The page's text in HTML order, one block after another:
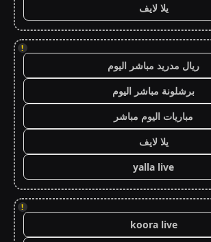
يلا لايف
!
ريال مدريد مباشر اليوم
برشلونة مباشر اليوم
مباريات اليوم مباشر
يلا لايف
yalla live
!
koora live